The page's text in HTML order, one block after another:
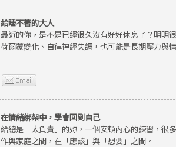
給睡不著的大人
最近的你，是不是已經很久沒有好好休息了？明明
荷爾蒙變化、自律神經失調，也可能是長期壓力與
在情緒綁架中，學會回到自己
給總是「太負責」的妳，一個安頓內心的練習，很
作與家庭之間，在「應該」與「想要」之間。